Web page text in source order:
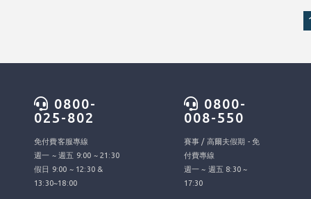
0800-
025-802
免付費客服專線
週一 ~ 週五 9:00 ~ 21:30
假日 9:00 ~ 12:30 &
13:30~18:00
0800-
008-550
賽事 / 高爾夫假期 - 免
付費專線
週一 ~ 週五 8:30 ~
17:30